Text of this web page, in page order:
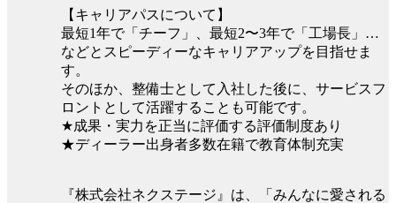
【キャリアパスについて】
最短1年で「チーフ」、最短2〜3年で「工場長」…
などとスピーディーなキャリアアップを目指せま
す。
そのほか、整備士として入社した後に、サービスフ
ロントとして活躍することも可能です。
★成果・実力を正当に評価する評価制度あり
★ディーラー出身者多数在籍で教育体制充実
『株式会社ネクステージ』は、「みんなに愛される